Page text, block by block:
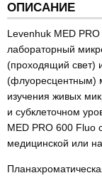
ОПИСАНИЕ
Levenhuk MED
лабораторный
(проходящий свет)
(флуоресцентным)
изучения живых
и субклеточном
MED PRO 600 Fluo
медицинской или